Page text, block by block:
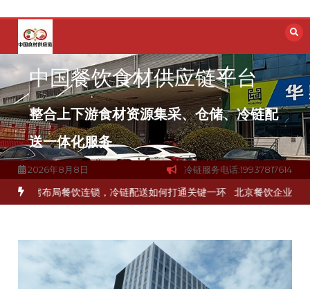
容
中国餐饮食材供应链平台
整合上下游食材资源集采、仓储、冷链配
送一体化服务
2026年8月8日 冷链服务电话:19937817614
材流通难题？ 杭州中央厨房布局餐饮连锁，冷链配送如何打通关键一